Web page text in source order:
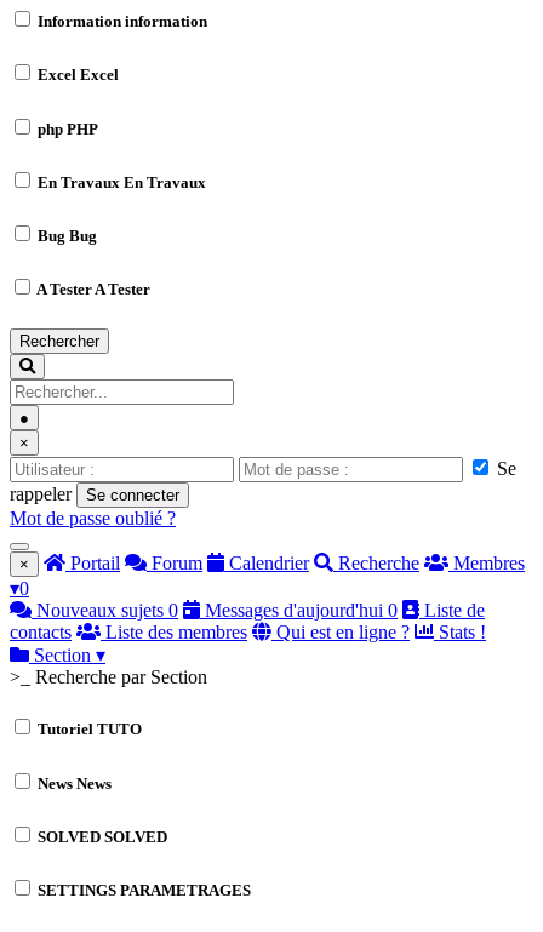
Information information
Excel Excel
php PHP
En Travaux En Travaux
Bug Bug
A TesterA Tester
Rechercher
●
×
Se
rappeler
Se connecter
Mot de passe oublié ?
× Portail Forum Calendrier Recherche
Membres
▾0
Nouveaux sujets 0 Messages d'aujourd'hui 0
Liste de
contacts
Liste des membres Qui est en ligne ?
Stats !
Section ▾
>_ Recherche par Section
Tutoriel TUTO
News News
SOLVED SOLVED
SETTINGS PARAMETRAGES